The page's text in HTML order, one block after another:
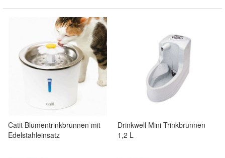
Catit Blumentrinkbrunnen mit
Edelstahleinsatz
Drinkwell Mini Trinkbrunnen
1,2 L